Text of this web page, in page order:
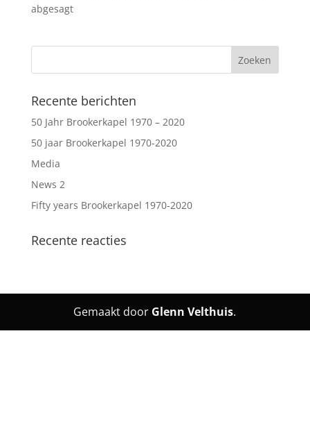
abgesagt
Recente berichten
50 Jahr Brookerkapel 1970 – 2020
50 jaar Brookerkapel 1970-2020
Media
News 2
Fifty years Brookerkapel 1970-2020
Recente reacties
Gemaakt door Glenn Velthuis.